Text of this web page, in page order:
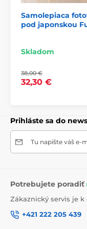
2) Fototapety s
veľkosti, čo môže
pozrieť presný
širokých 49 cm.
Samolepiaca
pod japonskou
Skladom
38,00 €
32,30 €
Prihláste sa do
Tu napíšte váš e-
Potrebujete poradiť
Zákaznický servis je k
+421 222 205 439